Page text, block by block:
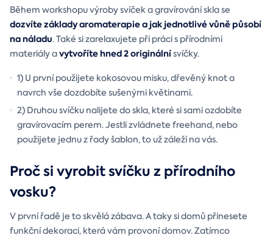
Během workshopu výroby svíček a gravírování skla se
dozvíte základy aromaterapie a jak jednotlivé vůně působí
na náladu. Také si zarelaxujete při práci s přírodními
materiály avytvoříte hned 2 originálnísvíčky.
1) U první použijete kokosovou misku, dřevěný knot a
navrch vše dozdobíte sušenými květinami.
2) Druhou svíčku nalijete do skla, které si sami ozdobíte
gravírovacím perem. Jestli zvládnete freehand, nebo
použijete jednu z řady šablon, to už záleží na vás.
Proč si vyrobit svíčku z přírodního
vosku?
V první řadě je to skvělá zábava. A taky si domů přinesete
funkční dekoraci, která vám provoní domov. Zatímco